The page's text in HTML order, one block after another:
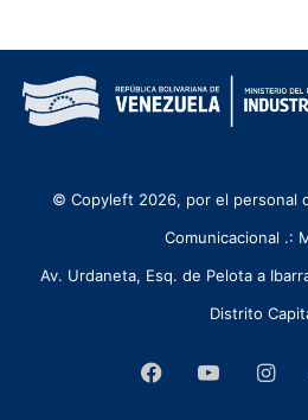
© Copyleft 2026, por el personal
Comunicacional .:
Av. Urdaneta, Esq. de Pelota a
Distrito
FacebookYouTube